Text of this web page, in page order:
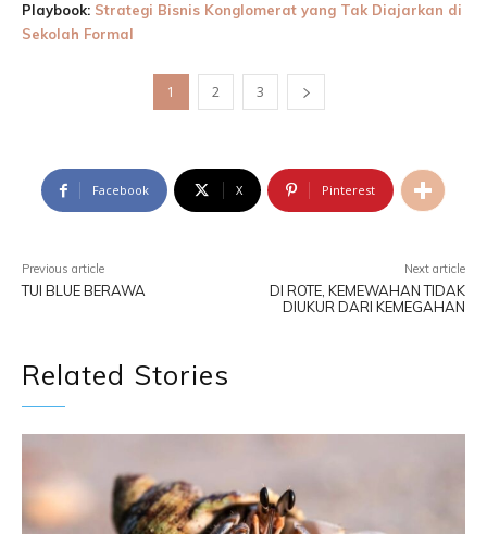
Playbook: Strategi Bisnis Konglomerat yang Tak Diajarkan di
Sekolah Formal
1 2 3
Facebook X Pinterest
Previous article
TUI BLUE BERAWA
Next article
DI ROTE, KEMEWAHAN TIDAK
DIUKUR DARI KEMEGAHAN
Related Stories